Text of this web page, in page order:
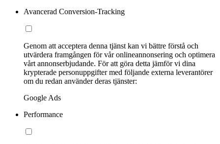
Avancerad Conversion-Tracking
Genom att acceptera denna tjänst kan vi bättre förstå och
utvärdera framgången för vår onlineannonsering och optimera
vårt annonserbjudande. För att göra detta jämför vi dina
krypterade personuppgifter med följande externa leverantörer
om du redan använder deras tjänster:
Google Ads
Performance